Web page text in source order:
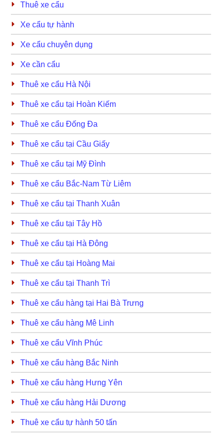
Thuê xe cẩu
Xe cẩu tự hành
Xe cẩu chuyên dụng
Xe cần cẩu
Thuê xe cẩu Hà Nội
Thuê xe cẩu tại Hoàn Kiếm
Thuê xe cẩu Đống Đa
Thuê xe cẩu tại Cầu Giấy
Thuê xe cẩu tại Mỹ Đình
Thuê xe cẩu Bắc-Nam Từ Liêm
Thuê xe cẩu tại Thanh Xuân
Thuê xe cẩu tại Tây Hồ
Thuê xe cẩu tại Hà Đông
Thuê xe cẩu tại Hoàng Mai
Thuê xe cẩu tại Thanh Trì
Thuê xe cẩu hàng tại Hai Bà Trưng
Thuê xe cẩu hàng Mê Linh
Thuê xe cẩu Vĩnh Phúc
Thuê xe cẩu hàng Bắc Ninh
Thuê xe cẩu hàng Hưng Yên
Thuê xe cẩu hàng Hải Dương
Thuê xe cẩu tự hành 50 tấn